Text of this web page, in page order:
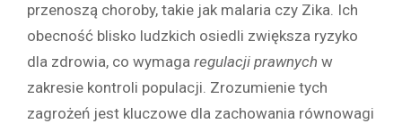
przenoszą choroby, takie jak malaria czy Zika. Ich
obecność blisko ludzkich osiedli zwiększa ryzyko
dla zdrowia, co wymaga regulacji prawnych w
zakresie kontroli populacji. Zrozumienie tych
zagrożeń jest kluczowe dla zachowania równowagi